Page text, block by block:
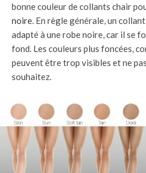
bonne couleur de collants chair
noire . En règle générale, un
adapté à une robe noire, car il se
fond. Les couleurs plus foncées,
peuvent être trop visibles et ne
souhaitez.